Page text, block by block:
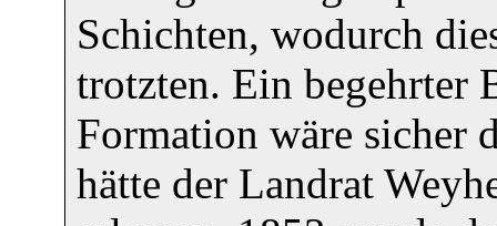
Schichten, wodurch
trotzten. Ein begehrter
Formation wäre sicher
hätte der Landrat